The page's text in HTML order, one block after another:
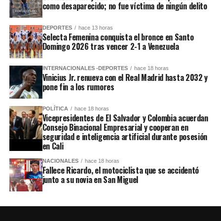
como desaparecido; no fue víctima de ningún delito
DEPORTES hace 13 horas
Selecta Femenina conquista el bronce en Santo
Domingo 2026 tras vencer 2-1 a Venezuela
INTERNACIONALES -DEPORTES hace 18 horas
Vinicius Jr. renueva con el Real Madrid hasta 2032 y
pone fin a los rumores
POLÍTICA hace 18 horas
Vicepresidentes de El Salvador y Colombia acuerdan
Consejo Binacional Empresarial y cooperan en
seguridad e inteligencia artificial durante posesión
en Cali
NACIONALES hace 18 horas
Fallece Ricardo, el motociclista que se accidentó
junto a su novia en San Miguel